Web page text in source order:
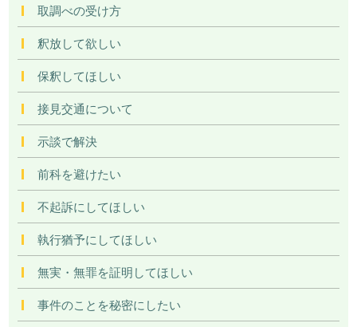
取調べの受け方
釈放して欲しい
保釈してほしい
接見交通について
示談で解決
前科を避けたい
不起訴にしてほしい
執行猶予にしてほしい
無実・無罪を証明してほしい
事件のことを秘密にしたい